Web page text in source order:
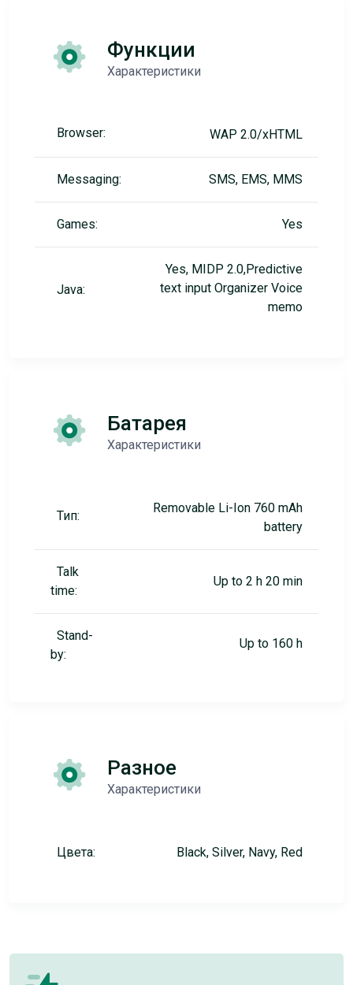
Функции
Характеристики
Browser: WAP 2.0/xHTML
Messaging: SMS, EMS, MMS
Games: Yes
Java:
Yes, MIDP 2.0,Predictive
text input Organizer Voice
memo
Батарея
Характеристики
Тип:
Removable Li-Ion 760 mAh
battery
Talk
time:
Up to 2 h 20 min
Stand-
by:
Up to 160 h
Разное
Характеристики
Цвета: Black, Silver, Navy, Red